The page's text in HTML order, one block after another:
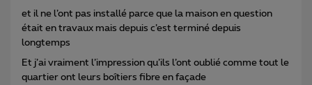
et il ne l’ont pas installé parce que la maison en question
était en travaux mais depuis c’est terminé depuis
longtemps
Et j’ai vraiment l’impression qu’ils l’ont oublié comme tout le
quartier ont leurs boîtiers fibre en façade